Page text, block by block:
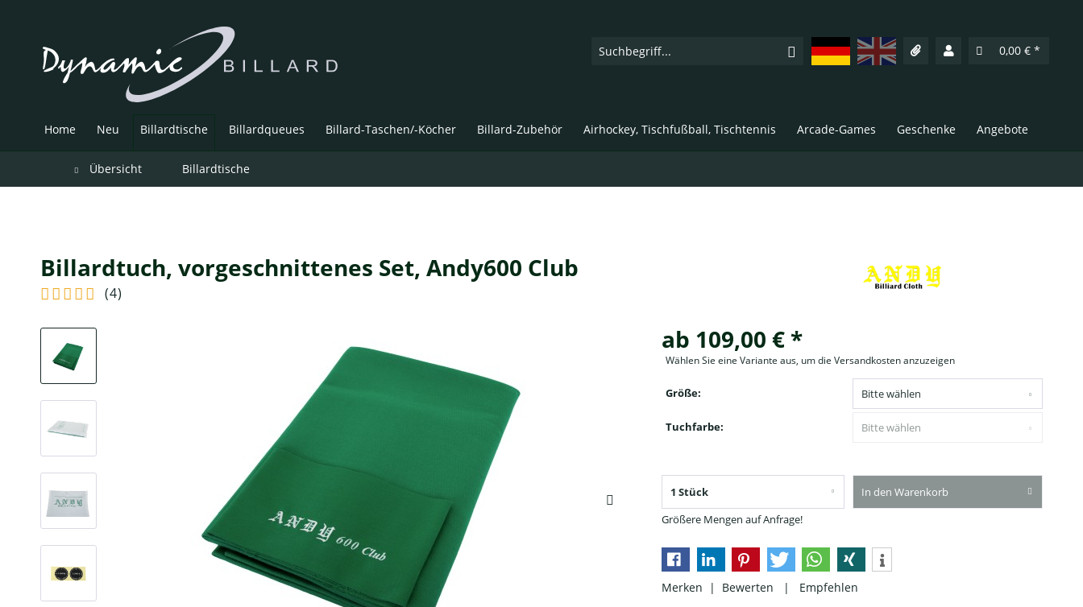
DeutschEnglish 0,00 € *
Home Neu Billardtische Billardqueues Billard-Taschen/-Köcher Billard-Zubehör Airhockey, Tischfußball, Tischtennis Arcade-Games Geschenke Angebote
Übersicht Billardtische
Billardtuch, vorgeschnittenes Set, Andy600 Club
(4)
ab 109,00 € *
Wählen Sie eine Variante aus, um die Versandkosten anzuzeigen
Größe:
Tuchfarbe:
Größere Mengen auf Anfrage!
In den Warenkorb
Merken | Bewerten | Empfehlen